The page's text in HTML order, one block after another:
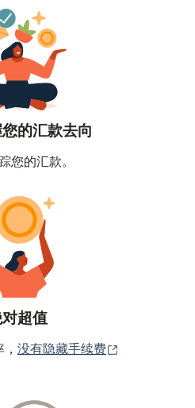
的汇款去向
您的汇款。
超值
没有隐藏手续费